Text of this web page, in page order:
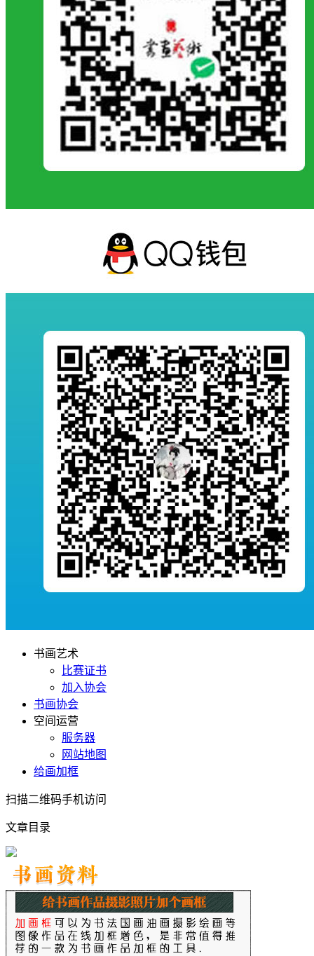
书画艺术
比赛证书
加入协会
书画协会
空间运营
服务器
网站地图
给画加框
扫描二维码手机访问
文章目录